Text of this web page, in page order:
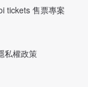
tickets 售票專案
私權政策